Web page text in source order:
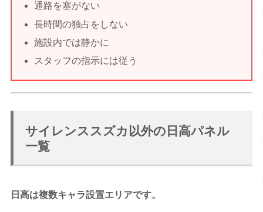
通路を塞がない
長時間の独占をしない
施設内では静かに
スタッフの指示には従う
サイレンススズカ以外の日高パネル
一覧
日高は複数キャラ設置エリアです。